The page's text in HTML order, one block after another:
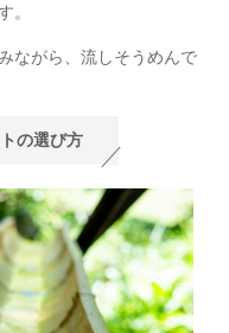
。
ながら、流しそうめんで
の選び方